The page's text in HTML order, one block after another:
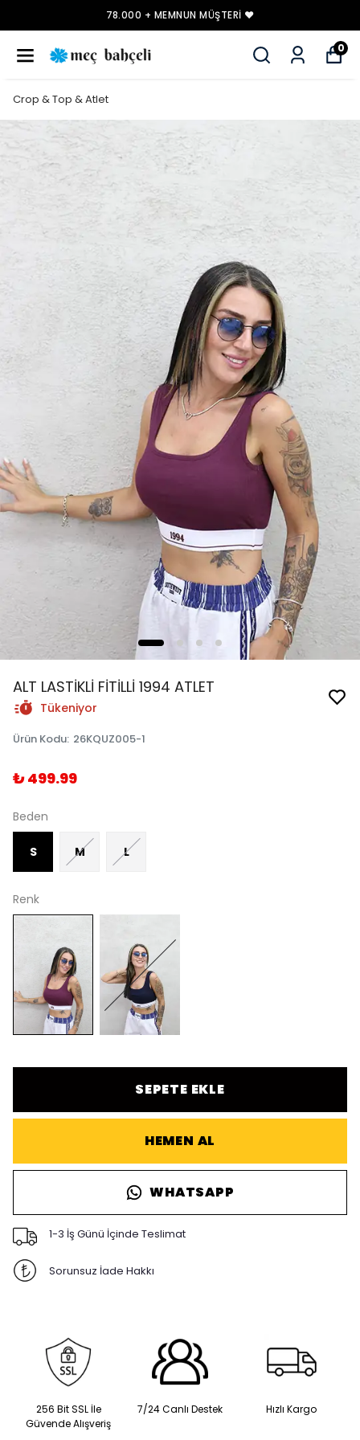
78.000 + MEMNUN MÜŞTERI ❤️
0
Crop & Top & Atlet
ALT LASTİKLİ FİTİLLİ 1994 ATLET
Tükeniyor
Ürün Kodu: 26KQUZ005-1
₺ 499.99
Beden
S M L
Renk
SEPETE EKLE
HEMEN AL
WHATSAPP
1-3 İş Günü İçinde Teslimat
Sorunsuz İade Hakkı
256 Bit SSL İle
Güvende Alışveriş
7/24 Canlı Destek Hızlı Kargo